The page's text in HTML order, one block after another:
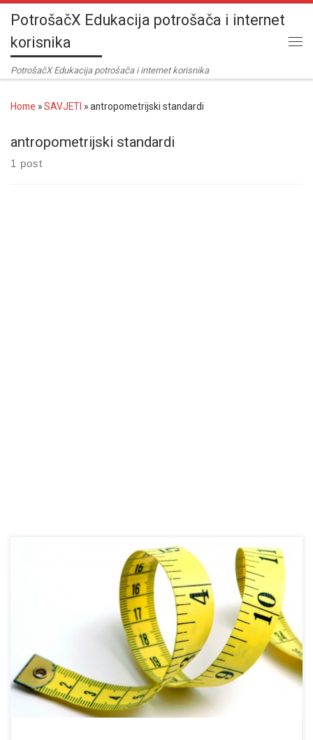
Skip to content
PotrošačX Edukacija potrošača i internet
korisnika
PotrošačX Edukacija potrošača i internet korisnika
Home »SAVJETI »antropometrijski standardi
antropometrijski standardi
1 post
Kako naručiti pravu veličinu? Ipak bi trebali biti zahvalni i sretni što
na ovoj planeti za sada imamo samo dvije dužne veličine a ne
onoliko koliko ima lokacija iz kojih potiče roba. Za sada se čvrsto